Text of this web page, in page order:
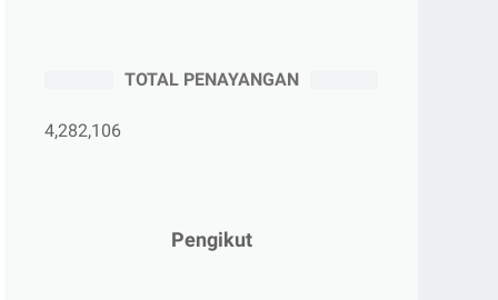
April 2025 (5)
►Maret 2025
TOTAL PENAYANGAN
4,282,106
Pengikut